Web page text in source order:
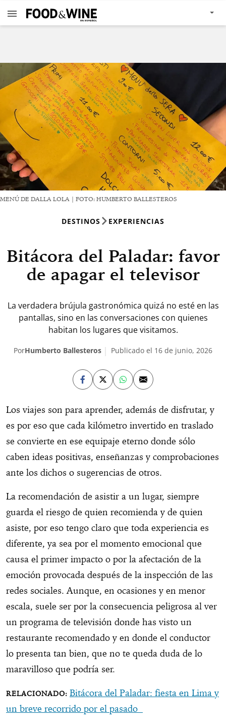
MENÚ DE DALLA LOLA | FOTO: HUMBERTO BALLESTEROS
DESTINOS EXPERIENCIAS
Bitácora del Paladar: favor
de apagar el televisor
La verdadera brújula gastronómica quizá no esté en las
pantallas, sino en las conversaciones con quienes
habitan los lugares que visitamos.
PorHumberto Ballesteros Publicado el 16 de junio, 2026
Los viajes son para aprender, además de disfrutar, y
es por eso que cada kilómetro invertido en traslado
se convierte en ese equipaje eterno donde sólo
caben ideas positivas, enseñanzas y comprobaciones
ante los dichos o sugerencias de otros.
La recomendación de asistir a un lugar, siempre
guarda el riesgo de quien recomienda y de quien
asiste, por eso tengo claro que toda experiencia es
diferente, ya sea por el momento emocional que
causa el primer impacto o por la afectación de la
emoción provocada después de la inspección de las
redes sociales. Aunque, en ocasiones y en menor
escala, suele ser por la consecuencia peligrosa al ver
un programa de televisión donde has visto un
restaurante recomendado y en donde el conductor
lo presenta tan bien, que no te queda duda de lo
maravilloso que podría ser.
Bitácora del Paladar: fiesta en Lima y
un breve recorrido por el pasado